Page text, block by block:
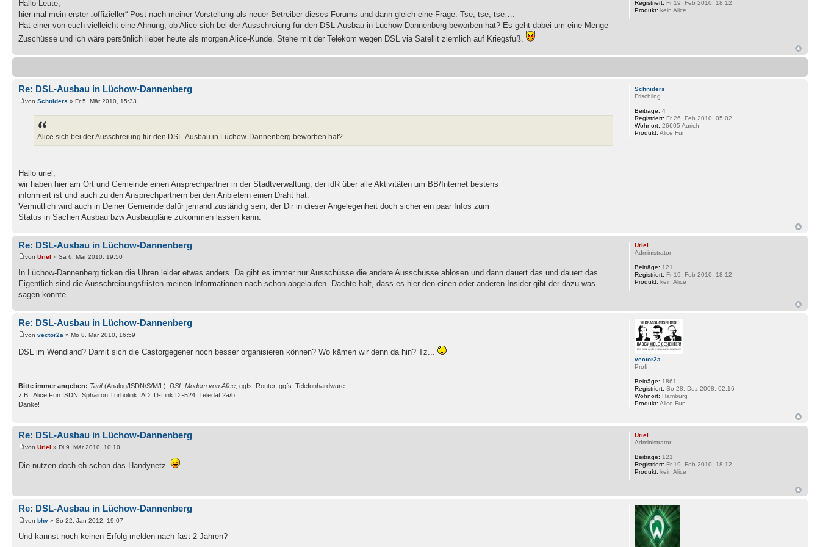
Hallo Leute,
hier mal mein erster „offizieller“ Post nach meiner Vorstellung als neuer Betreiber dieses Forums und dann gleich eine Frage. Tse, tse, tse….
Hat einer von euch vielleicht eine Ahnung, ob Alice sich bei der Ausschreiung für den DSL-Ausbau in Lüchow-Dannenberg beworben hat? Es geht dabei um eine Menge
Zuschüsse und ich wäre persönlich lieber heute als morgen Alice-Kunde. Stehe mit der Telekom wegen DSL via Satellit ziemlich auf Kriegsfuß.
Registriert: Fr 19. Feb 2010, 18:12
Produkt: kein Alice
Re: DSL-Ausbau in Lüchow-Dannenberg
von Schniders » Fr 5. Mär 2010, 15:33
Alice sich bei der Ausschreiung für den DSL-Ausbau in Lüchow-Dannenberg beworben hat?
Hallo uriel,
wir haben hier am Ort und Gemeinde einen Ansprechpartner in der Stadtverwaltung, der idR über alle Aktivitäten um BB/Internet bestens
informiert ist und auch zu den Ansprechpartnern bei den Anbietern einen Draht hat.
Vermutlich wird auch in Deiner Gemeinde dafür jemand zuständig sein, der Dir in dieser Angelegenheit doch sicher ein paar Infos zum
Status in Sachen Ausbau bzw Ausbaupläne zukommen lassen kann.
Schniders
Frischling
Beiträge: 4
Registriert: Fr 26. Feb 2010, 05:02
Wohnort: 26605 Aurich
Produkt: Alice Fun
Re: DSL-Ausbau in Lüchow-Dannenberg
von Uriel » Sa 6. Mär 2010, 19:50
In Lüchow-Dannenberg ticken die Uhren leider etwas anders. Da gibt es immer nur Ausschüsse die andere Ausschüsse ablösen und dann dauert das und dauert das.
Eigentlich sind die Ausschreibungsfristen meinen Informationen nach schon abgelaufen. Dachte halt, dass es hier den einen oder anderen Insider gibt der dazu was
sagen könnte.
Uriel
Administrator
Beiträge: 121
Registriert: Fr 19. Feb 2010, 18:12
Produkt: kein Alice
Re: DSL-Ausbau in Lüchow-Dannenberg
von vector2a » Mo 8. Mär 2010, 16:59
DSL im Wendland? Damit sich die Castorgegener noch besser organisieren können? Wo kämen wir denn da hin? Tz...
Bitte immer angeben: Tarif(Analog/ISDN/S/M/L), DSL-Modem von Alice, ggfs. Router, ggfs. Telefonhardware.
z.B.: Alice Fun ISDN, Sphairon Turbolink IAD, D-Link DI-524, Teledat 2a/b
Danke!
vector2a
Profi
Beiträge: 1861
Registriert: So 28. Dez 2008, 02:16
Wohnort: Hamburg
Produkt: Alice Fun
Re: DSL-Ausbau in Lüchow-Dannenberg
von Uriel » Di 9. Mär 2010, 10:10
Die nutzen doch eh schon das Handynetz.
Uriel
Administrator
Beiträge: 121
Registriert: Fr 19. Feb 2010, 18:12
Produkt: kein Alice
Re: DSL-Ausbau in Lüchow-Dannenberg
von bhv » So 22. Jan 2012, 19:07
Und kannst noch keinen Erfolg melden nach fast 2 Jahren?